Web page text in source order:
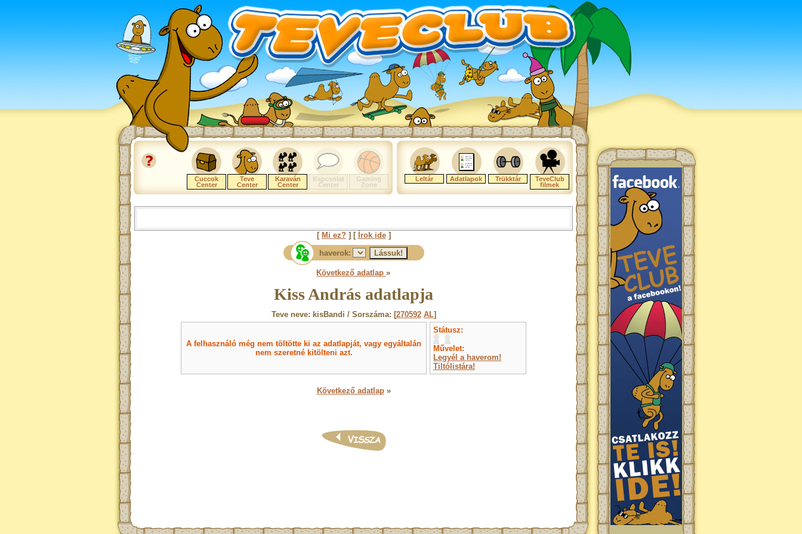
Cuccok
Center
Teve
Center
Karaván
Center
Kapcsolat
Center
Gaming
Zone
Leltár Adatlapok Trükktár
TeveClub
filmek
[ Mi ez?] [ Írok ide]
haverok:
Következő adatlap »
Kiss András adatlapja
Teve neve: kisBandi / Sorszáma: [270592 AL]
A felhasználó még nem töltötte ki az adatlapját, vagy egyáltalán
nem szeretné kitölteni azt.
Státusz:
Művelet:
Legyél a haverom!
Tiltólistára!
Következő adatlap»